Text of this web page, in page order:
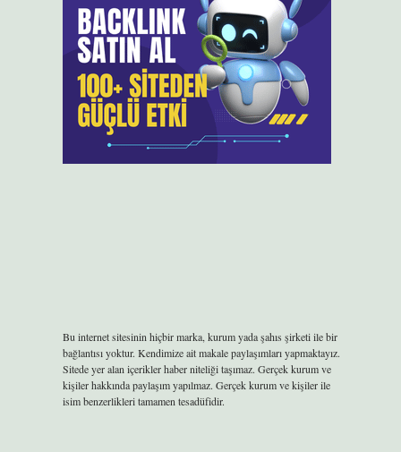
Bu internet sitesinin hiçbir marka, kurum yada şahıs şirketi ile bir
bağlantısı yoktur. Kendimize ait makale paylaşımları yapmaktayız.
Sitede yer alan içerikler haber niteliği taşımaz. Gerçek kurum ve
kişiler hakkında paylaşım yapılmaz. Gerçek kurum ve kişiler ile
isim benzerlikleri tamamen tesadüfidir.